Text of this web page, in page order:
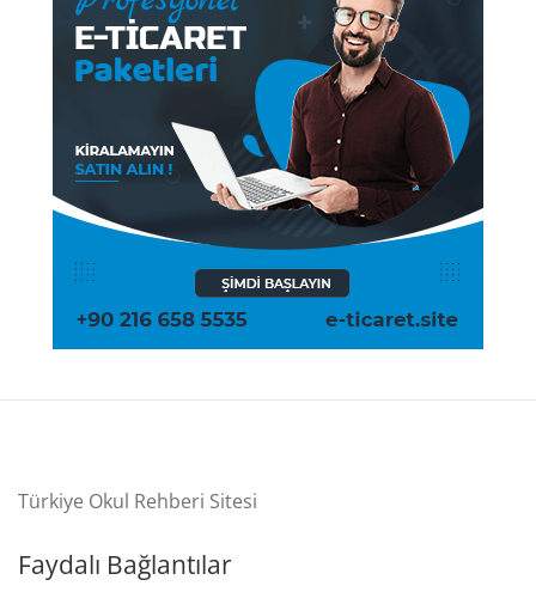
Türkiye Okul Rehberi Sitesi
Faydalı Bağlantılar